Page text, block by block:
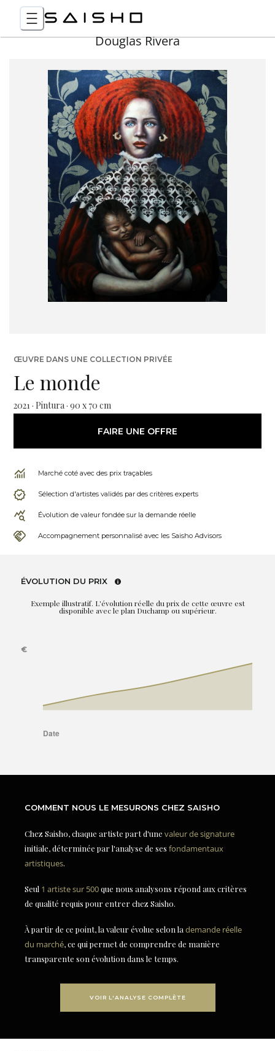
Douglas Rivera
ŒUVRE DANS UNE COLLECTION PRIVÉE
Le monde
2021 · Pintura · 90 x 70 cm
FAIRE UNE OFFRE
Marché coté avec des prix traçables
Sélection d'artistes validés par des critères experts
Évolution de valeur fondée sur la demande réelle
Accompagnement personnalisé avec les Saisho Advisors
ÉVOLUTION DU PRIX
Exemple illustratif. L'évolution réelle du prix de cette œuvre est
disponible avec le plan Duchamp ou supérieur.
COMMENT NOUS LE MESURONS CHEZ SAISHO
Chez Saisho, chaque artiste part d'une valeur de signature
initiale, déterminée par l'analyse de ses fondamentaux
artistiques.
Seul 1 artiste sur 500que nous analysons répond aux critères
de qualité requis pour entrer chez Saisho.
À partir de ce point, la valeur évolue selon la demande réelle
du marché, ce qui permet de comprendre de manière
transparente son évolution dans le temps.
VOIR L'ANALYSE COMPLÈTE